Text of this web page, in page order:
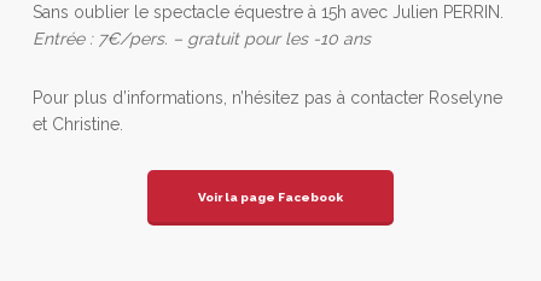
Sans oublier le spectacle équestre à 15h avec Julien PERRIN.
Entrée : 7€/pers. – gratuit pour les -10 ans
Pour plus d’informations, n’hésitez pas à contacter Roselyne
et Christine.
Voir la page Facebook